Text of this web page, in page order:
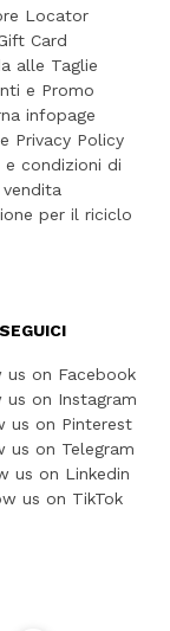
Locator
Card
alle Taglie
e Promo
infopage
Privacy Policy
e condizioni di
vendita
per il riciclo
SEGUICI
us on Facebook
us on Instagram
us on Pinterest
us on Telegram
us on Linkedin
us on TikTok